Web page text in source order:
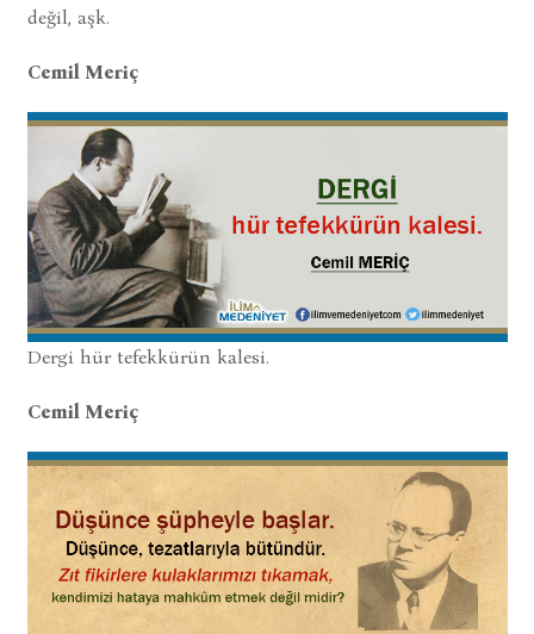
değil, aşk.
Cemil Meriç
Dergi hür tefekkürün kalesi.
Cemil Meriç